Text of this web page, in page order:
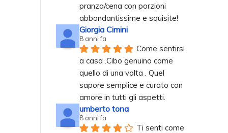
pranza/cena con porzioni
abbondantissime e squisite!
Giorgia Cimini
8 anni fa
Come sentirsi
a casa .Cibo genuino come
quello di una volta . Quel
sapore semplice e curato con
amore in tutti gli aspetti.
umberto tona
8 anni fa
Ti senti come